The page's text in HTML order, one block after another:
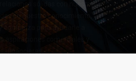
al 322 779 9188